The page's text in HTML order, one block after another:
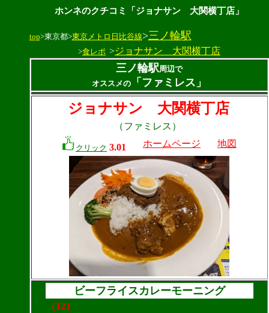
ホンネのクチコミ「ジョナサン 大関横丁店」
top>東京都>東京メトロ日比谷線>三ノ輪駅
>食レポ >ジョナサン 大関横丁店
三ノ輪駅周辺で
オススメの
「ファミレス」
ジョナサン 大関横丁店
（ファミレス）
クリック 3.01 ホームページ 地図
ビーフライスカレーモーニング
（12）